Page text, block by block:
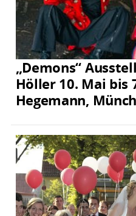
„Demons“
Höller 10. Mai bis
Hegemann,